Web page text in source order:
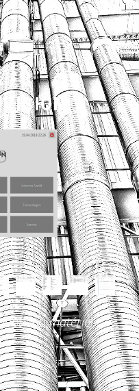
V
I
G
A
T
I
O
N
au matériel